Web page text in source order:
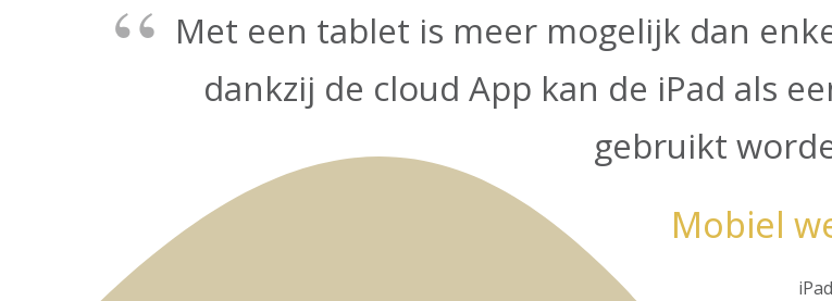
Met een tablet is meer mogelijk dan
dankzij de cloud App kan de iPad als
gebruikt
Mobiel